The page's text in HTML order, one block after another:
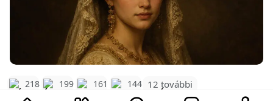
218 199 161 144 12 további